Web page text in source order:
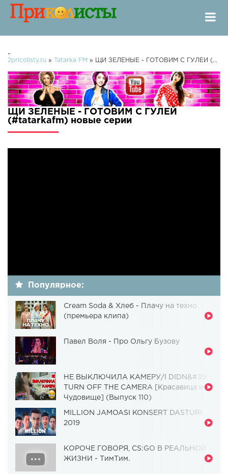
-
2pricolisty.ru » Tatarka FM » ЩИ ЗЕЛЕНЫЕ - ГОТОВИМ С ГУЛЕЙ (#tatarkafm)
ЩИ ЗЕЛЕНЫЕ - ГОТОВИМ С ГУЛЕЙ
(#tatarkafm) новые серии
Популярное:
Cream Soda & Хлеб - Плачу на техно
(премьера клипа)
Павел Воля - Про Ольгу Бузову
НЕ ВЫКЛЮЧИЛА КАМЕРУ/I DIDN&#39;T
TURN OFF THE CAMERA [Красавица и
Чудовище] (Выпуск 110)
MILLION JAMOASI KONSERT DASTURI
2019
КОРОЧЕ ГОВОРЯ, CS:GO В РЕАЛЬНОЙ
ЖИЗНИ - ТимТим.